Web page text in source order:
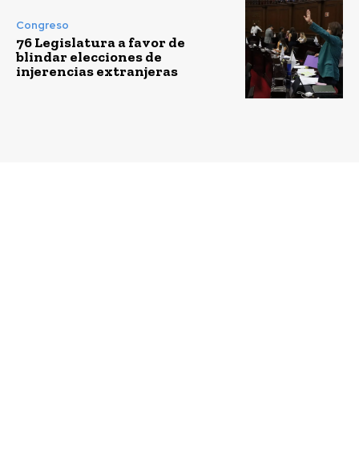
Congreso
76 Legislatura a favor de
blindar elecciones de
injerencias extranjeras